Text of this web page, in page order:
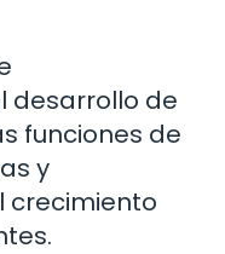
desarrollo de
funciones de
y
crecimiento